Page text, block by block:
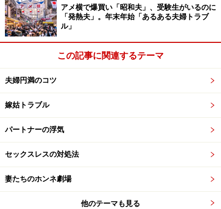
います。しかし熟年になってから離婚するのはリスキー
と捉える人も多いことでしょう。そこで、籍は抜かずに
別居、あるいは同居していても家事や生活費は別という
定して幸せだととらえられるかは人それぞれです。卒婚
してスッキリするのかはしてみないとわかりません。
なお、入籍したままの別居だと次の恋をしようにも不倫
になるので、再婚希望の気持ちがあるかたには不利で
す。
2013年の国民の決断では「堂々再婚」が7位にランクイ
アメ横で爆買い「昭和夫」、受験生がいるのに
「発熱夫」。年末年始「あるある夫婦トラブ
ル」
この記事に関連するテーマ
夫婦円満のコツ
嫁姑トラブル
パートナーの浮気
セックスレスの対処法
妻たちのホンネ劇場
他のテーマも見る